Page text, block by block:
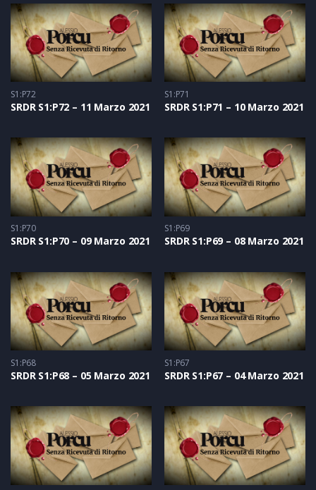
S1:P72
SRDR S1:P72 – 11 Marzo 2021
S1:P71
SRDR S1:P71 – 10 Marzo 2021
S1:P70
SRDR S1:P70 – 09 Marzo 2021
S1:P69
SRDR S1:P69 – 08 Marzo 2021
S1:P68
SRDR S1:P68 – 05 Marzo 2021
S1:P67
SRDR S1:P67 – 04 Marzo 2021